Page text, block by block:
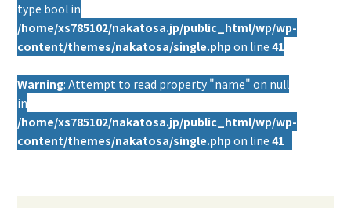
type bool in
/home/xs785102/nakatosa.jp/public_html/wp/wp-
content/themes/nakatosa/single.php on line41
Warning: Attempt to read property "name" on null
in
/home/xs785102/nakatosa.jp/public_html/wp/wp-
content/themes/nakatosa/single.php on line41